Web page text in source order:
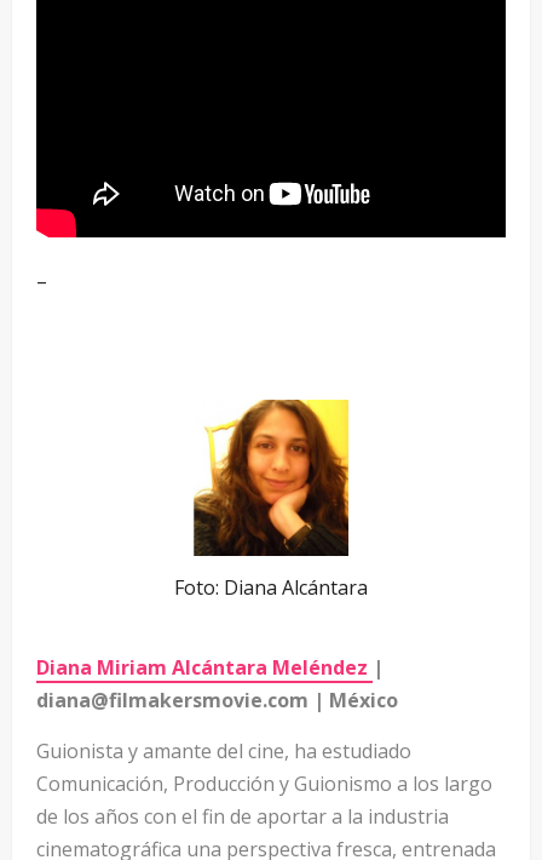
–
Foto: Diana Alcántara
Diana Miriam Alcántara Meléndez |
diana@filmakersmovie.com | México
Guionista y amante del cine, ha estudiado
Comunicación, Producción y Guionismo a los largo
de los años con el fin de aportar a la industria
cinematográfica una perspectiva fresca, entrenada